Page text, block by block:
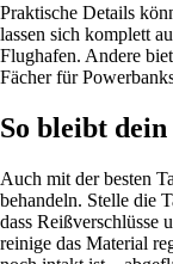
Praktische Details
lassen sich komplett
Flughafen. Andere
Fächer für
So bleibt
Auch mit der besten
behandeln. Stelle die
dass Reißverschlüsse
reinige das Material